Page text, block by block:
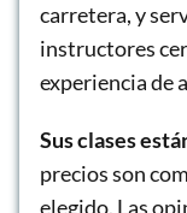
carretera, y
instructores
experiencia de
Sus clases
precios son
elegido. Las